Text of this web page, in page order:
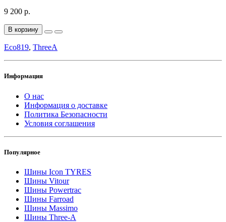
9 200 р.
В корзину
Eco819, ThreeA
Информация
О нас
Информация о доставке
Политика Безопасности
Условия соглашения
Популярное
Шины Icon TYRES
Шины Vitour
Шины Powertrac
Шины Farroad
Шины Massimo
Шины Three-A